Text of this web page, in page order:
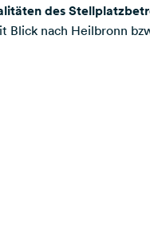
des
Blick nach Heilbronn